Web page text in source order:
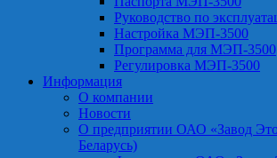
Руководство по
Настройка МЭП-3500
Программа для МЭП-3500
Регулировка МЭП-3500
Информация
О компании
Новости
О предприятии ОАО «Завод
Беларусь)